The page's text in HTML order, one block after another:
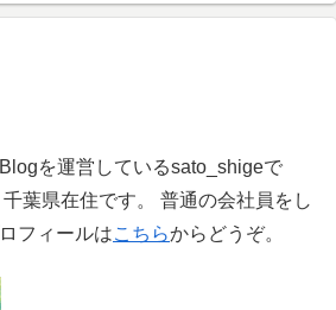
を運営しているsato_shigeで
葉県在住です。 普通の会社員をし
フィールはこちらからどうぞ。